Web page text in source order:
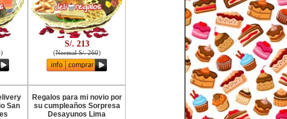
)
S/. 213
(Normal S/. 260)
San
Regalos para mi novio por
su cumpleaños Sorpresa
Desayunos Lima